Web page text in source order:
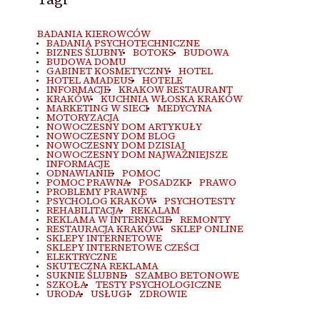
BADANIA KIEROWCÓW
BADANIA PSYCHOTECHNICZNE
BIZNES ŚLUBNY BOTOKS BUDOWA
BUDOWA DOMU
GABINET KOSMETYCZNY HOTEL
HOTEL AMADEUS HOTELE
INFORMACJE KRAKOW RESTAURANT
KRAKÓW KUCHNIA WŁOSKA KRAKÓW
MARKETING W SIECI MEDYCYNA
MOTORYZACJA
NOWOCZESNY DOM ARTYKUŁY
NOWOCZESNY DOM BLOG
NOWOCZESNY DOM DZISIAJ
NOWOCZESNY DOM NAJWAŻNIEJSZE
INFORMACJE
ODNAWIANIE POMOC
POMOC PRAWNA POSADZKI PRAWO
PROBLEMY PRAWNE
PSYCHOLOG KRAKÓW PSYCHOTESTY
REHABILITACJA REKALAM
REKLAMA W INTERNECIE REMONTY
RESTAURACJA KRAKÓW SKLEP ONLINE
SKLEPY INTERNETOWE
SKLEPY INTERNETOWE CZEŚCI
ELEKTRYCZNE
SKUTECZNA REKLAMA
SUKNIE ŚLUBNE SZAMBO BETONOWE
SZKOŁA TESTY PSYCHOLOGICZNE
URODA USŁUGI ZDROWIE